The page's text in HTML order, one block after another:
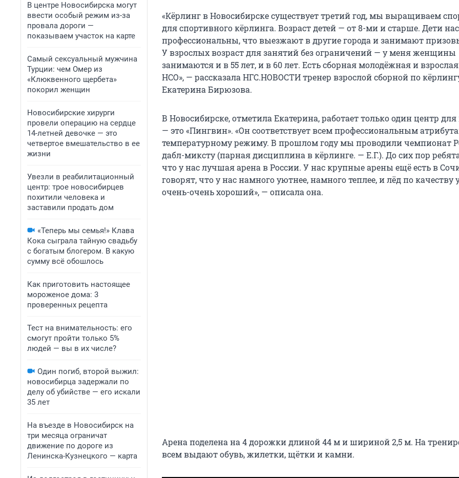
В центре Новосибирска могут
ввести особый режим из-за
провала дороги —
показываем участок на карте
Самый сексуальный мужчина
Турции: чем Омер из
«Клюквенного щербета»
покорил женщин
Новосибирские хирурги
провели операцию на сердце
14-летней девочке — это
четвертое вмешательство в ее
жизни
Увезли в реабилитационный
центр: трое новосибирцев
похитили человека и
заставили продать дом
«Теперь мы семья!» Клава
Кока сыграла тайную свадьбу
с богатым блогером. В какую
сумму всё обошлось
Как приготовить настоящее
мороженое дома: 3
проверенных рецепта
Тест на внимательность: его
смогут пройти только 5%
людей — вы в их числе?
Один погиб, второй выжил:
новосибирца задержали по
делу об убийстве — его искали
35 лет
На въезде в Новосибирск на
три месяца ограничат
движение по дороге из
Ленинска-Кузнецкого — карта
«Кёрлинг в Новосибирске существует третий год, мы выращиваем
для спортивного кёрлинга. Возраст детей — от 8-ми и старше. Дети
профессиональны, что выезжают в другие города и занимают
У взрослых возраст для занятий без ограничений — у меня женщины
занимаются и в 55 лет, и в 60 лет. Есть сборная молодёжная и
НСО», — рассказала НГС.НОВОСТИ тренер взрослой сборной по
Екатерина Бирюзова.
В Новосибирске, отметила Екатерина, работает только один центр
— это «Пингвин». «Он соответствует всем профессиональным
температурному режиму. В прошлом году мы проводили чемпионат
дабл-миксту (парная дисциплина в кёрлинге. — Е.Г.). До сих пор
что у нас лучшая арена в России. У нас крупные арены ещё есть в
говорят, что у нас намного уютнее, намного теплее, и лёд по качеству
очень-очень хороший», — описала она.
Арена поделена на 4 дорожки длиной 44 м и шириной 2,5 м. На
всем выдают обувь, жилетки, щётки и камни.